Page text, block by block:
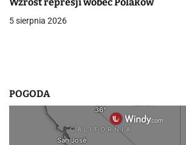
i
5 sierpnia 2026
POGODA